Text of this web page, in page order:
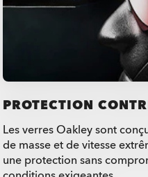
PROTECTION
Les verres Oakley sont
de masse et de vitesse
une protection sans